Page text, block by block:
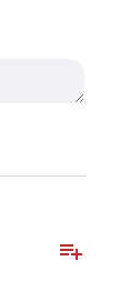
playlist_add